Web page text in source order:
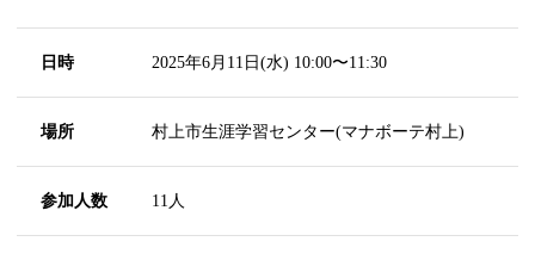
日時 2025年6月11日(水) 10:00〜11:30
場所 村上市生涯学習センター(マナボーテ村上)
参加人数 11人